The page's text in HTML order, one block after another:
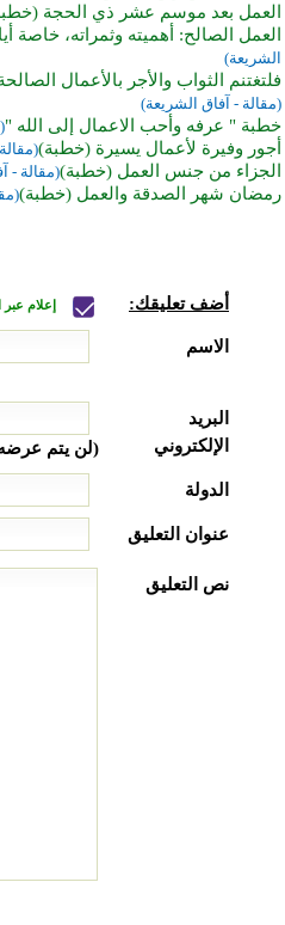
العمل بعد موسم عشر ذي الحجة
العمل الصالح: أهميته وثمراته، خاصة
الشريعة)
فلتغتنم الثواب والأجر بالأعمال
(مقالة - آفاق الشريعة)
خطبة " عرفه وأحب الاعمال إلى الله "
أجور وفيرة لأعمال يسيرة (خطبة)
الجزاء من جنس العمل (خطبة)(مقالة -
رمضان شهر الصدقة والعمل (خطبة)
أضف تعليقك: إعلام عبر
الاسم
البريد
الإلكتروني
(لن يتم عرضه
الدولة
عنوان التعليق
نص التعليق